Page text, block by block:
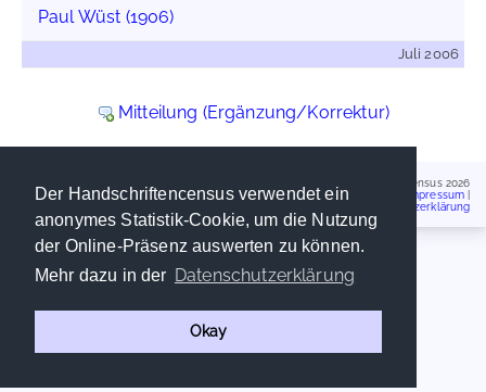
Der Handschriftencensus verwendet ein
anonymes Statistik-Cookie, um die Nutzung
der Online-Präsenz auswerten zu können.
Mehr dazu in der Datenschutzerklärung
Okay
Paul Wüst (1906)
Juli 2006
Mitteilung (Ergänzung/Korrektur)
Handschriftencensus 2026
Impressum
Datenschutzerklärung